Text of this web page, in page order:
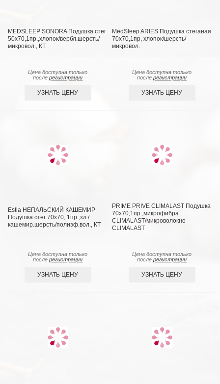
MEDSLEEP SONORA Подушка стег
50х70,1пр.,хлопок/вербл.шерсть/
микровол., КТ
Цена доступна только
послерегистрации
УЗНАТЬ ЦЕНУ
MedSleep ARIES Подушка стеганая
70х70,1пр, хлопок/шерсть/
микровол.
Цена доступна только
послерегистрации
УЗНАТЬ ЦЕНУ
Estia НЕПАЛЬСКИЙ КАШЕМИР
Подушка стег 70х70, 1пр.,хл./
кашемир.шерсть/полиэф.вол., КТ
Цена доступна только
послерегистрации
УЗНАТЬ ЦЕНУ
PRIME PRIVE CLIMALAST Подушка
70х70,1пр.,микрофибра
CLIMALAST/микроволокно
CLIMALAST
Цена доступна только
послерегистрации
УЗНАТЬ ЦЕНУ